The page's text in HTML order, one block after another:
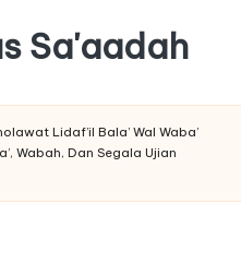
Sa'aadah
Lidaf’il Bala’ Wal Waba’
Wabah, Dan Segala Ujian